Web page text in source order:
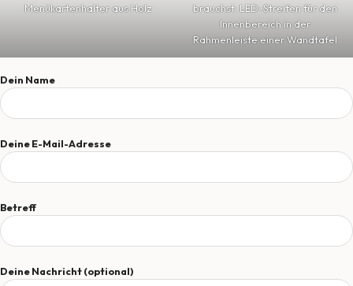
Menükartenhalter aus Holz
brauchst: LED-Streifen für den
Innenbereich in der
Rahmenleiste einer Wandtafel
Dein Name
Deine E-Mail-Adresse
Betreff
Deine Nachricht (optional)